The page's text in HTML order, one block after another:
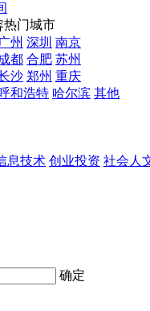
热门城市
广州 深圳 南京
成都 合肥 苏州
沙 郑州 重庆
和浩特 哈尔滨 其他
息技术 创业投资 社会人
确定